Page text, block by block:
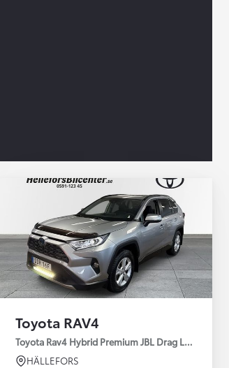
Toyota
När varje jobb
Toyota RAV4
Toyota Rav4 Hybrid Premium JBL Drag Led ramp
HÄLLEFORS